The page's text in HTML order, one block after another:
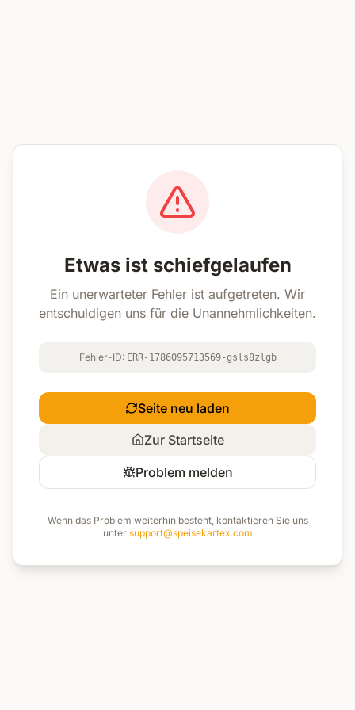
Etwas ist schiefgelaufen
Ein unerwarteter Fehler ist aufgetreten. Wir
entschuldigen uns für die Unannehmlichkeiten.
Fehler-ID: ERR-1786095713569-gsls8zlgb
Seite neu laden
Zur Startseite
Problem melden
Wenn das Problem weiterhin besteht, kontaktieren Sie uns
unter support@speisekartex.com